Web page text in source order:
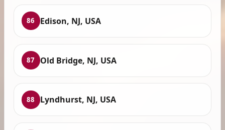
86 Edison, NJ, USA
87 Old Bridge, NJ, USA
88 Lyndhurst, NJ, USA